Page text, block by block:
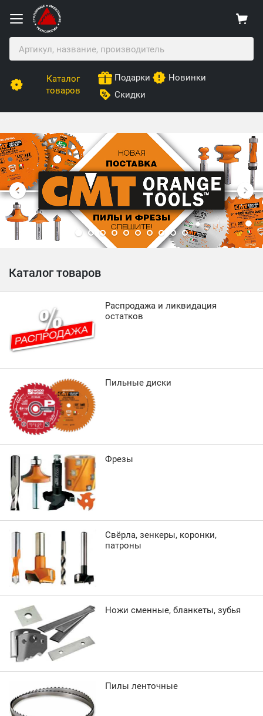
Каталог
товаров
Подарки
Новинки
Скидки
Столярные Мебельные Технологии
Каталог товаров
Распродажа и ликвидация
остатков
Пильные диски
Фрезы
Свёрла, зенкеры, коронки,
патроны
Ножи сменные, бланкеты, зубья
Пилы ленточные